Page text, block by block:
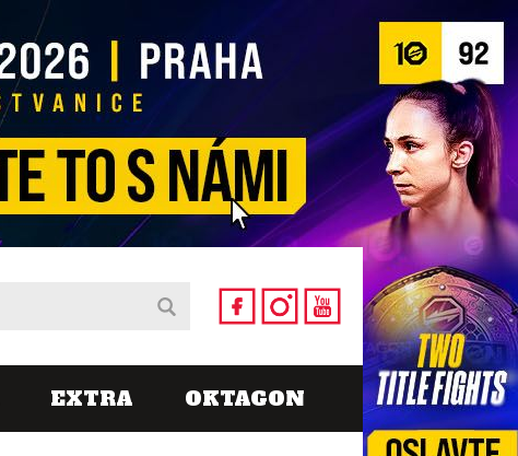
EXTRA OKTAGON